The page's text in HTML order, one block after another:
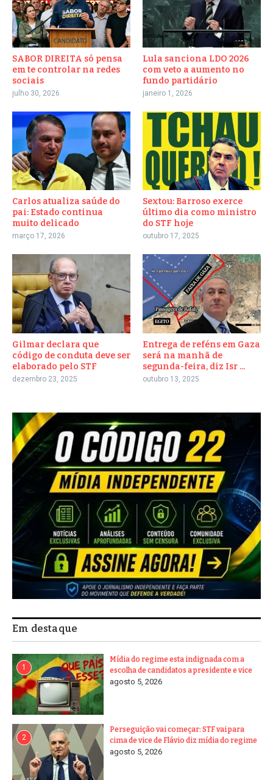
SABOR DIREITA só pensa
em te controlar na redes
sociais
julho 30, 2026
Lula sanciona LDO 2026
com veto a aumento no
fundo partidário
janeiro 1, 2026
Carlos atualiza saúde do
pai: Estado continua
muito delicado
março 17, 2026
Sextou: Barroso exerce
último dia como ministro
do STF hoje
outubro 17, 2025
Gilmar declara que
código de conduta deve ser
elaborado pelo STF
dezembro 23, 2025
Entrega de reféns em Gaza
será na manhã de
segunda-feira, diz Isr ...
outubro 13, 2025
Em destaque
1
Mídia do regime esta indignada com a
escolha de candidatos a presidente e vice
agosto 5, 2026
2
Perseguição vai começar: STF vai para
cima de vice de Flávio diz mídia do regime
agosto 5, 2026